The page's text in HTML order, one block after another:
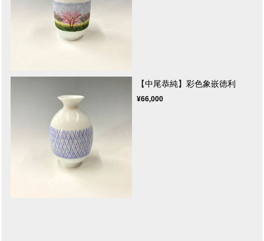
【中尾恭純】彩色象嵌徳利
¥66,000